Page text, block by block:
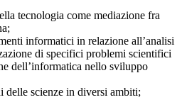
tecnologia come mediazione fra
informatici in relazione all’analisi
di specifici problemi scientifici
dell’informatica nello sviluppo
delle scienze in diversi ambiti;